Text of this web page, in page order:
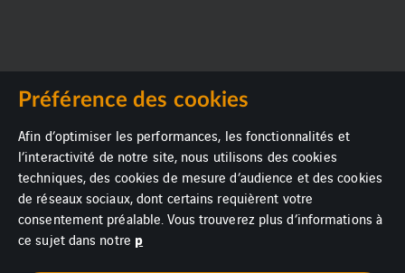
Préférence des cookies
Afin d’optimiser les performances, les fonctionnalités et
l’interactivité de notre site, nous utilisons des cookies
techniques, des cookies de mesure d’audience et des cookies
de réseaux sociaux, dont certains requièrent votre
consentement préalable. Vous trouverez plus d’informations à
ce sujet dans notre p